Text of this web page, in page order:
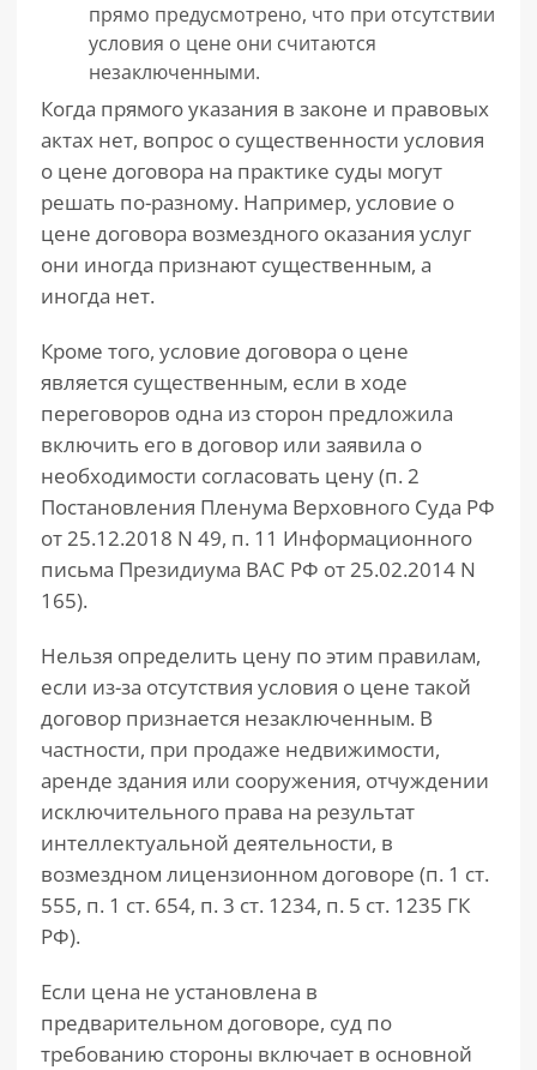
прямо предусмотрено, что при отсутствии
условия о цене они считаются
незаключенными.
Когда прямого указания в законе и правовых
актах нет, вопрос о существенности условия
о цене договора на практике суды могут
решать по-разному. Например, условие о
цене договора возмездного оказания услуг
они иногда признают существенным, а
иногда нет.
Кроме того, условие договора о цене
является существенным, если в ходе
переговоров одна из сторон предложила
включить его в договор или заявила о
необходимости согласовать цену (п. 2
Постановления Пленума Верховного Суда РФ
от 25.12.2018 N 49, п. 11 Информационного
письма Президиума ВАС РФ от 25.02.2014 N
165).
Нельзя определить цену по этим правилам,
если из-за отсутствия условия о цене такой
договор признается незаключенным. В
частности, при продаже недвижимости,
аренде здания или сооружения, отчуждении
исключительного права на результат
интеллектуальной деятельности, в
возмездном лицензионном договоре (п. 1 ст.
555, п. 1 ст. 654, п. 3 ст. 1234, п. 5 ст. 1235 ГК
РФ).
Если цена не установлена в
предварительном договоре, суд по
требованию стороны включает в основной